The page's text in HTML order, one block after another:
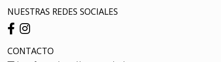
NUESTRAS REDES SOCIALES
CONTACTO